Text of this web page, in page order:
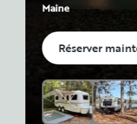
Maine
Réserver